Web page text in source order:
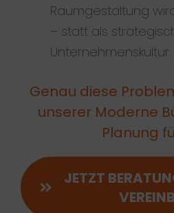
Raumgestaltung
– statt als
Unternehmenskultur.
Genau diese
unserer Moderne
Planung
JETZT